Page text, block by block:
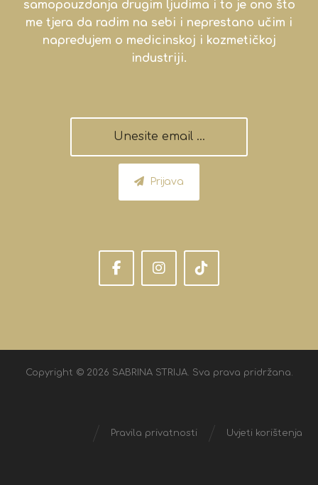
samopouzdanja drugim ljudima i to je ono što
me tjera da radim na sebi i neprestano učim i
napredujem o medicinskoj i kozmetičkoj
industriji.
Prijava
Copyright © 2026 SABRINA STRIJA. Sva prava pridržana.
Uvjeti korištenja
Pravila privatnosti